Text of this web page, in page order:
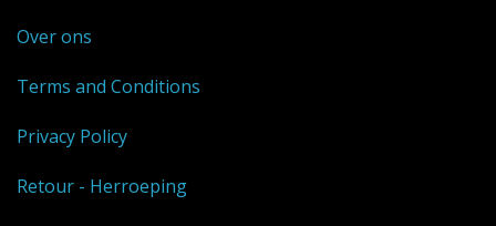
Over ons
Terms and Conditions
Privacy Policy
Retour - Herroeping